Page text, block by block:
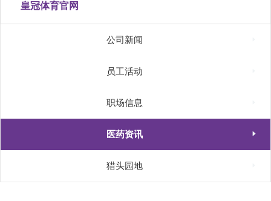
皇冠体育官网
公司新闻
员工活动
职场信息
医药资讯 
猎头园地